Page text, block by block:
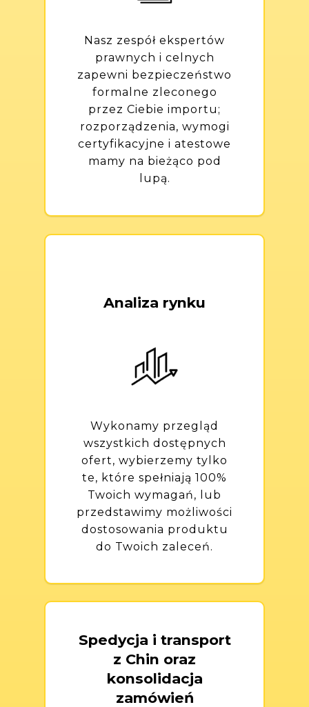
Nasz zespół ekspertów
prawnych i celnych
zapewni bezpieczeństwo
formalne zleconego
przez Ciebie importu;
rozporządzenia, wymogi
certyfikacyjne i atestowe
mamy na bieżąco pod
lupą.
Analiza rynku
Wykonamy przegląd
wszystkich dostępnych
ofert, wybierzemy tylko
te, które spełniają 100%
Twoich wymagań, lub
przedstawimy możliwości
dostosowania produktu
do Twoich zaleceń.
Spedycja i transport
z Chin oraz
konsolidacja
zamówień